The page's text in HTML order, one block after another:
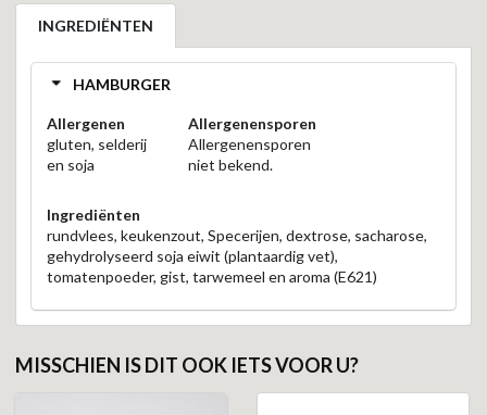
INGREDIËNTEN
HAMBURGER
Allergenen
gluten, selderij
en soja
Allergenensporen
Allergenensporen
niet bekend.
Ingrediënten
rundvlees, keukenzout, Specerijen, dextrose, sacharose,
gehydrolyseerd soja eiwit (plantaardig vet),
tomatenpoeder, gist, tarwemeel en aroma (E621)
MISSCHIEN IS DIT OOK IETS VOOR U?